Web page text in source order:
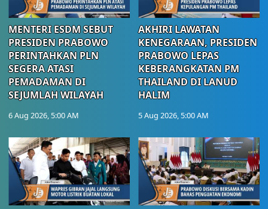
MENTERI ESDM SEBUT
PRESIDEN PRABOWO
PERINTAHKAN PLN
SEGERA ATASI
PEMADAMAN DI
SEJUMLAH WILAYAH
6 Aug 2026, 5:00 AM
AKHIRI LAWATAN
KENEGARAAN, PRESIDEN
PRABOWO LEPAS
KEBERANGKATAN PM
THAILAND DI LANUD
HALIM
5 Aug 2026, 5:00 AM